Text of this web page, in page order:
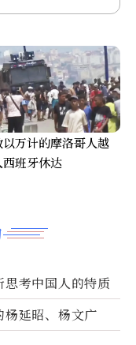
思考中国人的特质
杨延昭、杨文广
以万计的摩洛哥人越
班牙休达